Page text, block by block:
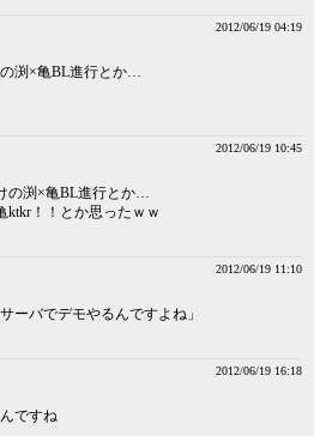
2012/06/19 04:19
渕×亀BL進行とか…
2012/06/19 10:45
の渕×亀BL進行とか…
ktkr！！とか思ったｗｗ
2012/06/19 11:10
ーバでデモやるんですよね」
2012/06/19 16:18
ですね